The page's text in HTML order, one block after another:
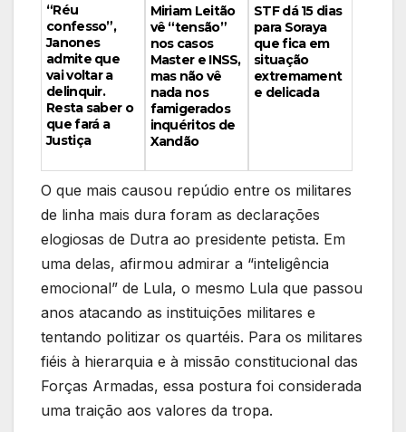
“Réu
confesso”,
Janones
admite que
vai voltar a
delinquir.
Resta saber o
que fará a
Justiça
Miriam Leitão
vê “tensão”
nos casos
Master e INSS,
mas não vê
nada nos
famigerados
inquéritos de
Xandão
STF dá 15 dias
para Soraya
que fica em
situação
extremament
e delicada
O que mais causou repúdio entre os militares
de linha mais dura foram as declarações
elogiosas de Dutra ao presidente petista. Em
uma delas, afirmou admirar a “inteligência
emocional” de Lula, o mesmo Lula que passou
anos atacando as instituições militares e
tentando politizar os quartéis. Para os militares
fiéis à hierarquia e à missão constitucional das
Forças Armadas, essa postura foi considerada
uma traição aos valores da tropa.